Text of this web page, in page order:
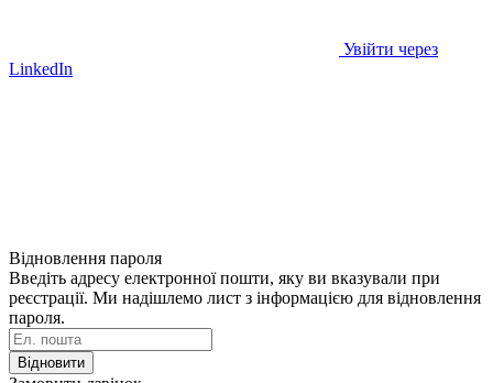
Увійти через
LinkedIn
Відновлення пароля
Введіть адресу електронної пошти, яку ви вказували при
реєстрації. Ми надішлемо лист з інформацією для відновлення
пароля.
Відновити